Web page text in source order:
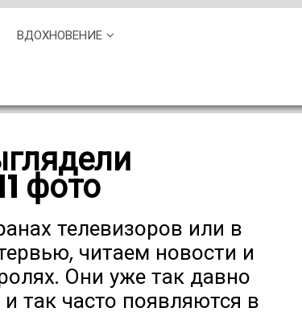
ВДОХНОВЕНИЕ
фото
телевизоров или в
читаем новости и
Они уже так давно
так часто появляются в